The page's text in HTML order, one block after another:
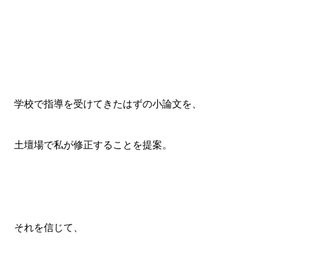
学校で指導を受けてきたはずの小論文を、
土壇場で私が修正することを提案。
それを信じて、